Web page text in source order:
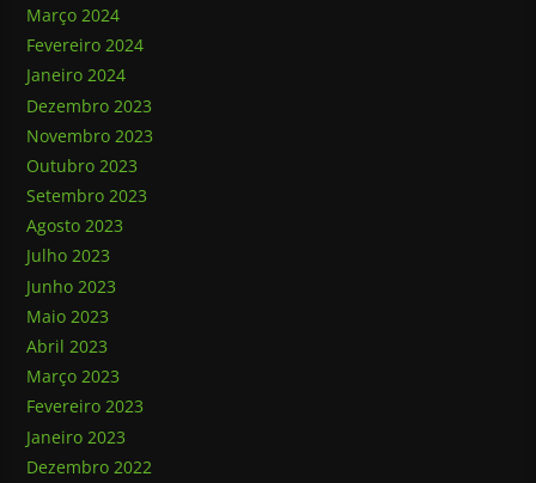
Março 2024
Fevereiro 2024
Janeiro 2024
Dezembro 2023
Novembro 2023
Outubro 2023
Setembro 2023
Agosto 2023
Julho 2023
Junho 2023
Maio 2023
Abril 2023
Março 2023
Fevereiro 2023
Janeiro 2023
Dezembro 2022